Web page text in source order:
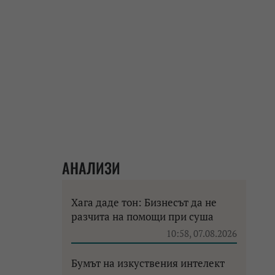
АНАЛИЗИ
Хага даде тон: Бизнесът да не
разчита на помощи при суша
10:58, 07.08.2026
Бумът на изкуствения интелект